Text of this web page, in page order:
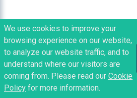
We use cookies to improve your
browsing experience on our website,
to analyze our website traffic, and to
understand where our visitors are
coming from. Please read our Cookie
Policy for more information.